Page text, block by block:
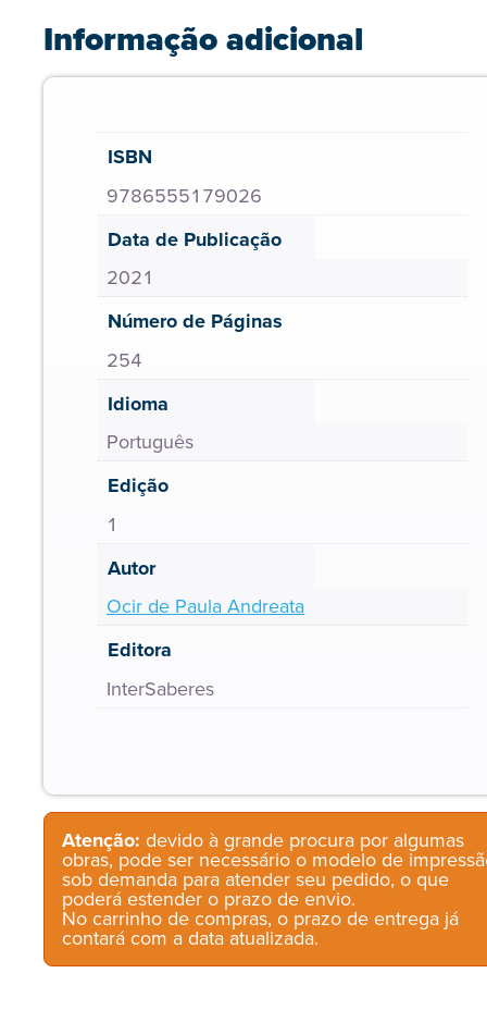
Informação adicional
ISBN
9786555179026
Data de Publicação
2021
Número de Páginas
254
Idioma
Português
Edição
1
Autor
Ocir de Paula Andreata
Editora
InterSaberes
Atenção: devido à grande procura por algumas
obras, pode ser necessário o modelo de
sob demanda para atender seu pedido, o que
poderá estender o prazo de envio.
No carrinho de compras, o prazo de entrega já
contará com a data atualizada.